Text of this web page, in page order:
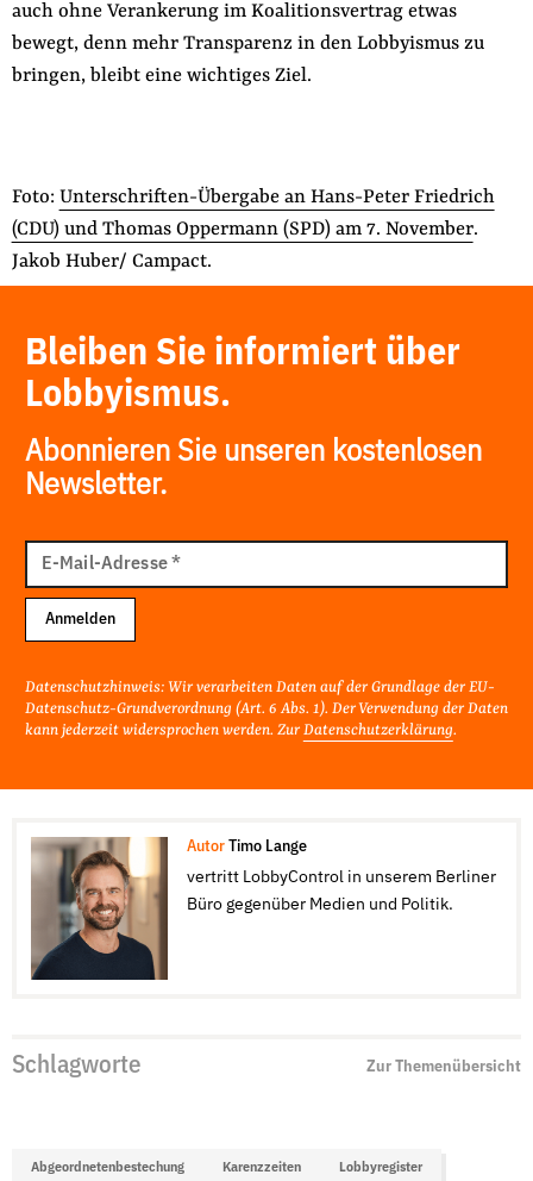
auch ohne Verankerung im Koalitionsvertrag etwas
bewegt, denn mehr Transparenz in den Lobbyismus zu
bringen, bleibt eine wichtiges Ziel.
Foto: Unterschriften-Übergabe an Hans-Peter Friedrich
(CDU) und Thomas Oppermann (SPD) am 7. November.
Jakob Huber/ Campact.
Bleiben Sie informiert über
Lobbyismus.
Abonnieren Sie unseren kostenlosen
Newsletter.
Mail
Adresse
E-Mail-Adresse*
Anmelden
Datenschutzhinweis: Wir verarbeiten Daten auf der Grundlage der EU-
Datenschutz-Grundverordnung (Art. 6 Abs. 1). Der Verwendung der Daten
kann jederzeit widersprochen werden. Zur Datenschutzerklärung.
Autor Timo Lange
vertritt LobbyControl in unserem Berliner
Büro gegenüber Medien und Politik.
Schlagworte Zur Themenübersicht
Abgeordnetenbestechung Karenzzeiten Lobbyregister